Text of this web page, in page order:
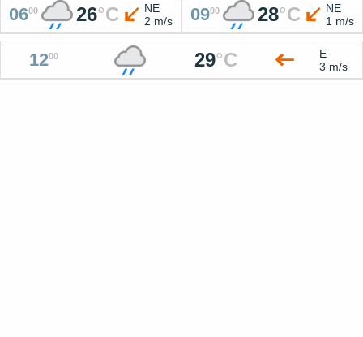
0600 26°C
NE
2 m/s
0900 28°C
NE
1 m/s
1200 29°C
E
3 m/s